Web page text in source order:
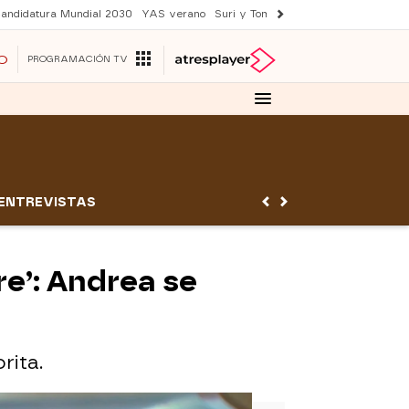
Mundial 2030 YAS verano Suri y Tom Cruise
PROGRAMACIÓN TV
Andrea se